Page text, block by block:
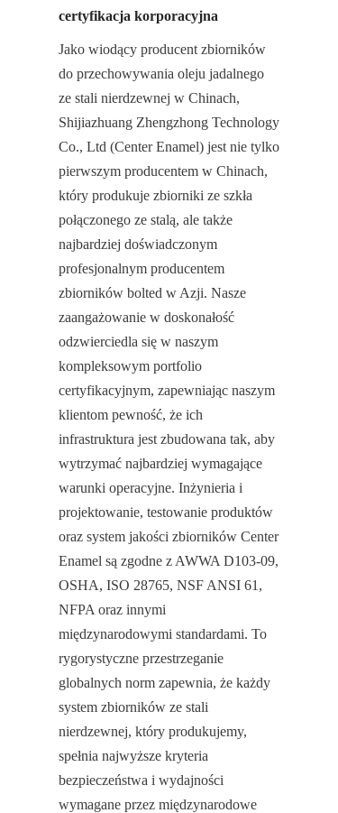
certyfikacja korporacyjna
Jako wiodący producent zbiorników
do przechowywania oleju jadalnego
ze stali nierdzewnej w Chinach,
Shijiazhuang Zhengzhong Technology
Co., Ltd (Center Enamel) jest nie tylko
pierwszym producentem w Chinach,
który produkuje zbiorniki ze szkła
połączonego ze stalą, ale także
najbardziej doświadczonym
profesjonalnym producentem
zbiorników bolted w Azji. Nasze
zaangażowanie w doskonałość
odzwierciedla się w naszym
kompleksowym portfolio
certyfikacyjnym, zapewniając naszym
klientom pewność, że ich
infrastruktura jest zbudowana tak, aby
wytrzymać najbardziej wymagające
warunki operacyjne. Inżynieria i
projektowanie, testowanie produktów
oraz system jakości zbiorników Center
Enamel są zgodne z AWWA D103-09,
OSHA, ISO 28765, NSF ANSI 61,
NFPA oraz innymi
międzynarodowymi standardami. To
rygorystyczne przestrzeganie
globalnych norm zapewnia, że każdy
system zbiorników ze stali
nierdzewnej, który produkujemy,
spełnia najwyższe kryteria
bezpieczeństwa i wydajności
wymagane przez międzynarodowe